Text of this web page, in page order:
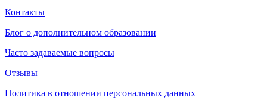
Контакты
Блог о дополнительном образовании
Часто задаваемые вопросы
Отзывы
Политика в отношении персональных данных